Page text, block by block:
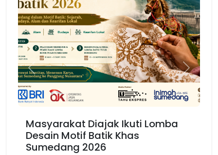
Masyarakat Diajak Ikuti Lomba
Desain Motif Batik Khas
Sumedang 2026
Previous Next